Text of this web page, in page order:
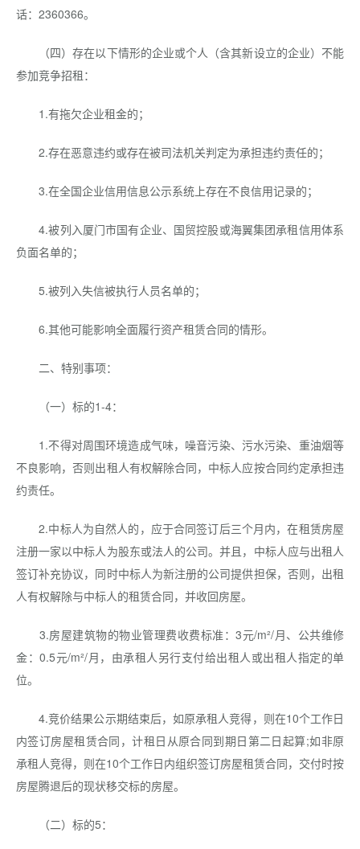
话：2360366。
（四）存在以下情形的企业或个人（含其新设立的企业）不能
参加竞争招租：
1.有拖欠企业租金的；
2.存在恶意违约或存在被司法机关判定为承担违约责任的；
3.在全国企业信用信息公示系统上存在不良信用记录的；
4.被列入厦门市国有企业、国贸控股或海翼集团承租信用体系
负面名单的；
5.被列入失信被执行人员名单的；
6.其他可能影响全面履行资产租赁合同的情形。
二、特别事项：
（一）标的1-4：
1.不得对周围环境造成气味，噪音污染、污水污染、重油烟等
不良影响，否则出租人有权解除合同，中标人应按合同约定承担违
约责任。
2.中标人为自然人的，应于合同签订后三个月内，在租赁房屋
注册一家以中标人为股东或法人的公司。并且，中标人应与出租人
签订补充协议，同时中标人为新注册的公司提供担保，否则，出租
人有权解除与中标人的租赁合同，并收回房屋。
3.房屋建筑物的物业管理费收费标准：3元/m²/月、公共维修
金：0.5元/m²/月，由承租人另行支付给出租人或出租人指定的单
位。
4.竞价结果公示期结束后，如原承租人竞得，则在10个工作日
内签订房屋租赁合同，计租日从原合同到期日第二日起算;如非原
承租人竞得，则在10个工作日内组织签订房屋租赁合同，交付时按
房屋腾退后的现状移交标的房屋。
（二）标的5：